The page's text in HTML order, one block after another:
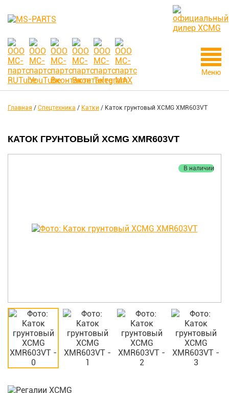
Меню
Главная / Спецтехника / Катки / Каток грунтовый XCMG XMR603VT
КАТОК ГРУНТОВЫЙ XCMG XMR603VT
В наличии